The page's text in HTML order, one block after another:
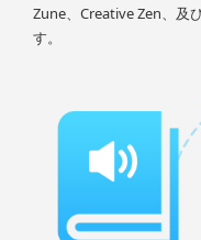
Zune、Creative Zen、及
す。